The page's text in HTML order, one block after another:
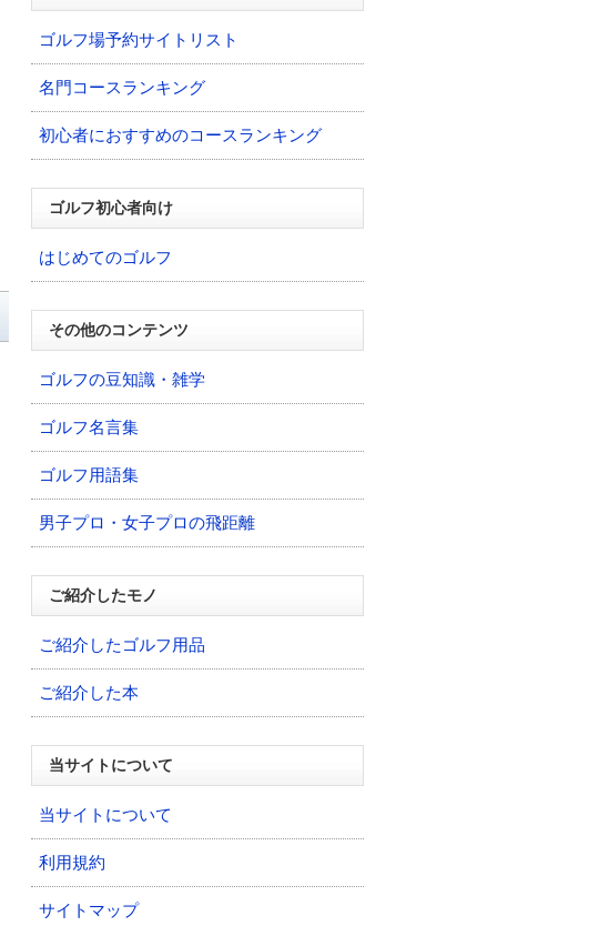
ゴルフ場予約サイトリスト
名門コースランキング
初心者におすすめのコースランキング
ゴルフ初心者向け
はじめてのゴルフ
その他のコンテンツ
ゴルフの豆知識・雑学
ゴルフ名言集
ゴルフ用語集
男子プロ・女子プロの飛距離
ご紹介したモノ
ご紹介したゴルフ用品
ご紹介した本
当サイトについて
当サイトについて
利用規約
サイトマップ